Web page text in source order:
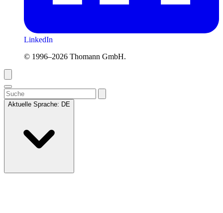
LinkedIn
© 1996–2026 Thomann GmbH.
Aktuelle Sprache: DE